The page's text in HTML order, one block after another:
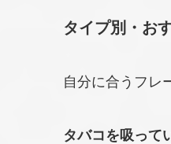
タイプ別・お
自分に合うフレ
タバコを吸って